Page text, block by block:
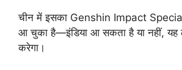
चीन में इसका Genshin Impact
आ चुका है—इंडिया आ सकता है या नहीं, यह
करेगा।